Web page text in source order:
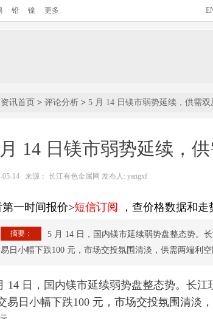
铅 镍 更多
资讯首页 > 评论分析 > 5 月 14 日镁市弱势延续，供需
14 日镁市弱势延续，
05-14 来源： 长江有色金属网 发布人: yangxf
第一时间报价>短信订阅 ，查价格数据和走
摘要：
5 月 14 日，国内镁市延续弱势盘整态势。
易日小幅下跌100 元，市场交投氛围清淡，供需两端利
14 日，国内镁市延续弱势盘整态势。长
易日小幅下跌100 元，市场交投氛围清淡